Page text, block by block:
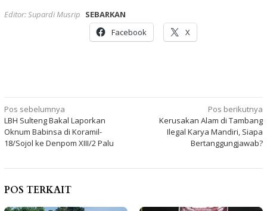
Editor: Supardi Musrip SEBARKAN
Facebook
X
Navigasi
pos
Pos sebelumnya
LBH Sulteng Bakal Laporkan
Oknum Babinsa di Koramil-
18/Sojol ke Denpom XIII/2 Palu
Pos berikutnya
Kerusakan Alam di Tambang
Ilegal Karya Mandiri, Siapa
Bertanggungjawab?
POS TERKAIT